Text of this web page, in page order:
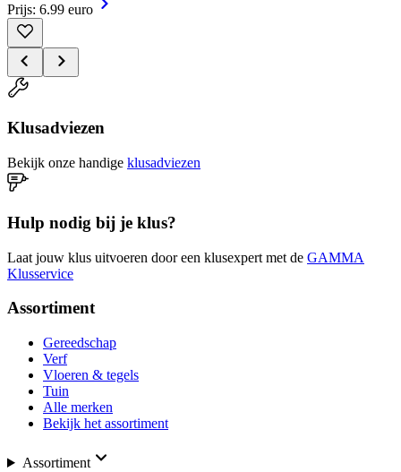
Prijs: 6.99 euro
Klusadviezen
Bekijk onze handige klusadviezen
Hulp nodig bij je klus?
Laat jouw klus uitvoeren door een klusexpert met de GAMMA
Klusservice
Assortiment
Gereedschap
Verf
Vloeren & tegels
Tuin
Alle merken
Bekijk het assortiment
Assortiment